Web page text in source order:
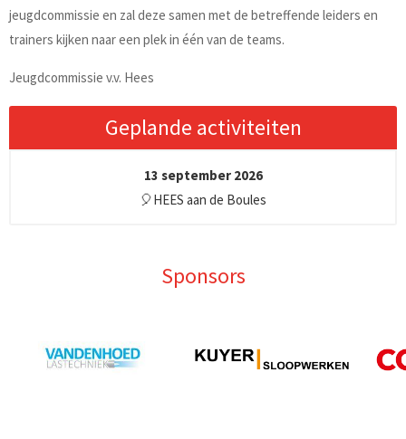
jeugdcommissie en zal deze samen met de betreffende leiders en
trainers kijken naar een plek in één van de teams.
Jeugdcommissie v.v. Hees
Geplande activiteiten
13 september 2026
🎈HEES aan de Boules
Sponsors